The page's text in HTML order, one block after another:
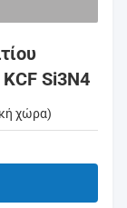
Si3N4
χώρα)